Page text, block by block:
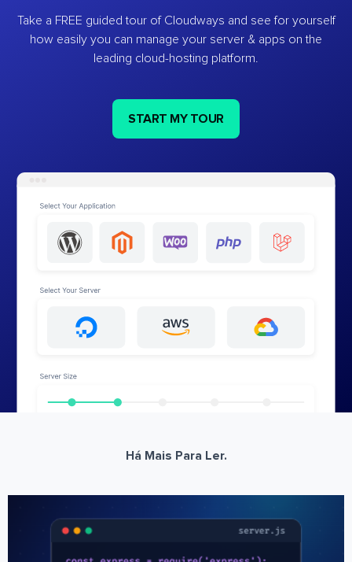
Take a FREE guided tour of Cloudways and see for yourself
how easily you can manage your server & apps on the
leading cloud-hosting platform.
START MY TOUR
Há Mais Para Ler.